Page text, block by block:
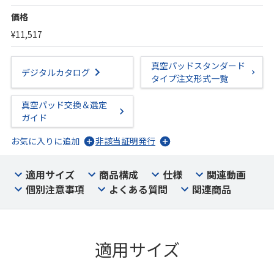
価格
¥11,517
デジタルカタログ
真空パッドスタンダード
タイプ注文形式一覧
真空パッド交換＆選定
ガイド
お気に入りに追加
非該当証明発行
適用サイズ 商品構成 仕様
関連動画
個別注意事項
よくある質問 関連商品
適用サイズ